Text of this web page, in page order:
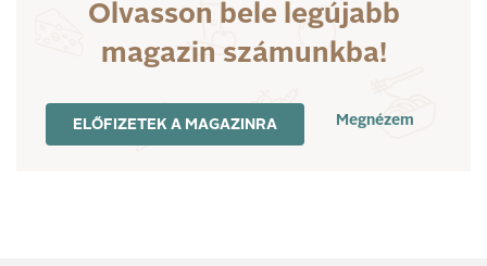
Olvasson bele legújabb
magazin számunkba!
ELŐFIZETEK A MAGAZINRA Megnézem